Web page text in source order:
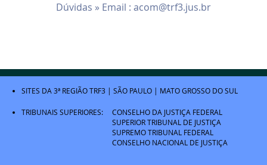
Dúvidas » Email : acom@trf3.jus.br
SITES DA 3ª REGIÃOTRF3 | SÃO PAULO | MATO GROSSO DO SUL
TRIBUNAIS SUPERIORES:
CONSELHO DA JUSTIÇA FEDERAL
SUPERIOR TRIBUNAL DE JUSTIÇA
SUPREMO TRIBUNAL FEDERAL
CONSELHO NACIONAL DE JUSTIÇA